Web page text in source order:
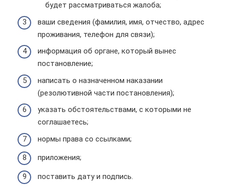
будет рассматриваться жалоба;
ваши сведения (фамилия, имя, отчество, адрес
проживания, телефон для связи);
информация об органе, который вынес
постановление;
написать о назначенном наказании
(резолютивной части постановления);
указать обстоятельствами, с которыми не
соглашаетесь;
нормы права со ссылками;
приложения;
поставить дату и подпись.